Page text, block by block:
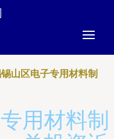
山区电子专用材料制
用材料制